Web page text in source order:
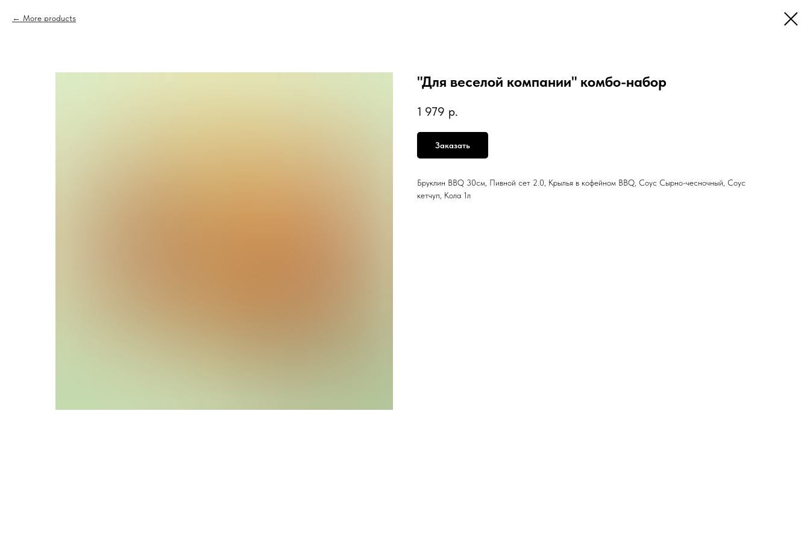
More products
"Для веселой компании" комбо-набор
1 979 р.
Заказать
Бруклин BBQ 30см, Пивной сет 2.0, Крылья в кофейном BBQ, Соус Сырно-чесночный, Соус
кетчуп, Кола 1л